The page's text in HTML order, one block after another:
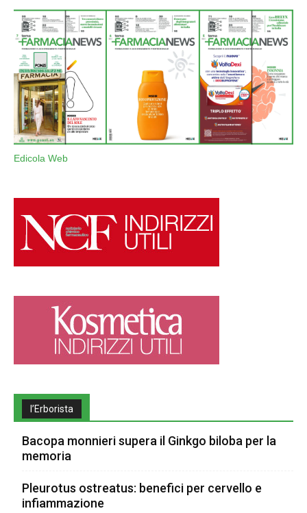
Edicola Web
l’Erborista
Bacopa monnieri supera il Ginkgo biloba per la
memoria
Pleurotus ostreatus: benefici per cervello e
infiammazione